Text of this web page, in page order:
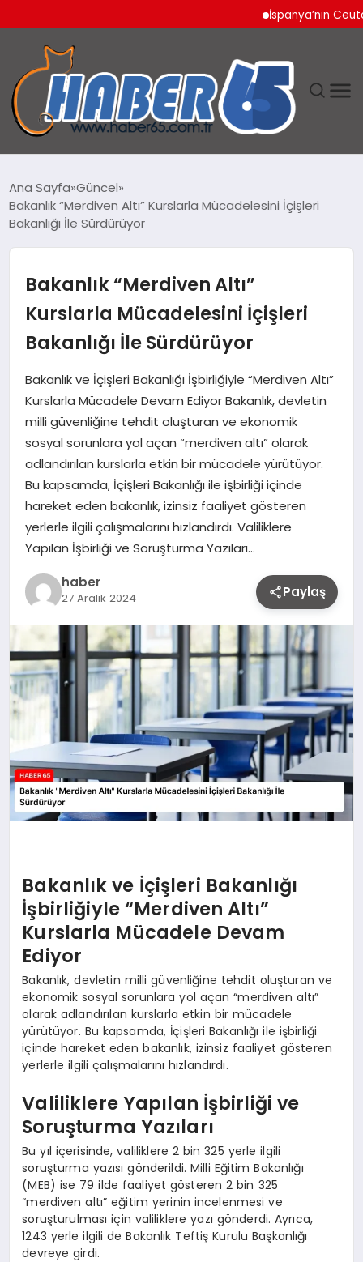
İspanya’nın Ceuta
YAŞAM
Ana Sayfa Güncel
Bakanlık “Merdiven Altı” Kurslarla Mücadelesini İçişleri
Bakanlığı İle Sürdürüyor
Bakanlık “Merdiven Altı”
Kurslarla Mücadelesini İçişleri
Bakanlığı İle Sürdürüyor
Bakanlık ve İçişleri Bakanlığı İşbirliğiyle “Merdiven Altı”
Kurslarla Mücadele Devam Ediyor Bakanlık, devletin
milli güvenliğine tehdit oluşturan ve ekonomik
sosyal sorunlara yol açan “merdiven altı” olarak
adlandırılan kurslarla etkin bir mücadele yürütüyor.
Bu kapsamda, İçişleri Bakanlığı ile işbirliği içinde
hareket eden bakanlık, izinsiz faaliyet gösteren
yerlerle ilgili çalışmalarını hızlandırdı. Valiliklere
Yapılan İşbirliği ve Soruşturma Yazıları…
haber
27 Aralık 2024 Paylaş
Bakanlık ve İçişleri Bakanlığı
İşbirliğiyle “Merdiven Altı”
Kurslarla Mücadele Devam
Ediyor
Bakanlık, devletin milli güvenliğine tehdit oluşturan ve
ekonomik sosyal sorunlara yol açan “merdiven altı”
olarak adlandırılan kurslarla etkin bir mücadele
yürütüyor. Bu kapsamda, İçişleri Bakanlığı ile işbirliği
içinde hareket eden bakanlık, izinsiz faaliyet gösteren
yerlerle ilgili çalışmalarını hızlandırdı.
Valiliklere Yapılan İşbirliği ve
Soruşturma Yazıları
Bu yıl içerisinde, valiliklere 2 bin 325 yerle ilgili
soruşturma yazısı gönderildi. Milli Eğitim Bakanlığı
(MEB) ise 79 ilde faaliyet gösteren 2 bin 325
“merdiven altı” eğitim yerinin incelenmesi ve
soruşturulması için valiliklere yazı gönderdi. Ayrıca,
1243 yerle ilgili de Bakanlık Teftiş Kurulu Başkanlığı
devreye girdi.